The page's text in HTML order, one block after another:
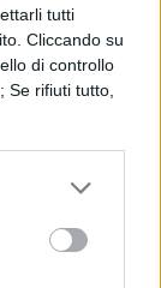
tutti
Cliccando su
di controllo
Se rifiuti tutto,
uomo
non
la
catturato
Clodio,